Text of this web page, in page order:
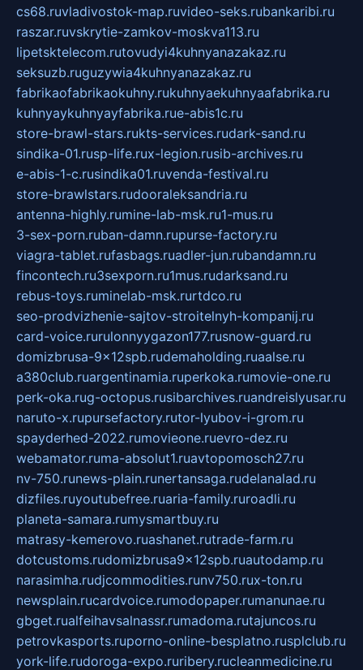
cs68.ruvladivostok-map.ruvideo-seks.rubankaribi.ru
raszar.ruvskrytie-zamkov-moskva113.ru
lipetsktelecom.rutovudyi4kuhnyanazakaz.ru
seksuzb.ruguzywia4kuhnyanazakaz.ru
fabrikaofabrikaokuhny.rukuhnyaekuhnyaafabrika.ru
kuhnyaykuhnyayfabrika.rue-abis1c.ru
store-brawl-stars.rukts-services.rudark-sand.ru
sindika-01.rusp-life.rux-legion.rusib-archives.ru
e-abis-1-c.rusindika01.ruvenda-festival.ru
store-brawlstars.rudooraleksandria.ru
antenna-highly.rumine-lab-msk.ru1-mus.ru
3-sex-porn.ruban-damn.rupurse-factory.ru
viagra-tablet.rufasbags.ruadler-jun.rubandamn.ru
fincontech.ru3sexporn.ru1mus.rudarksand.ru
rebus-toys.ruminelab-msk.rurtdco.ru
seo-prodvizhenie-sajtov-stroitelnyh-kompanij.ru
card-voice.rurulonnyygazon177.rusnow-guard.ru
domizbrusa-9x12spb.rudemaholding.ruaalse.ru
a380club.ruargentinamia.ruperkoka.rumovie-one.ru
perk-oka.rug-octopus.rusibarchives.ruandreislyusar.ru
naruto-x.rupursefactory.rutor-lyubov-i-grom.ru
spayderhed-2022.rumovieone.ruevro-dez.ru
webamator.ruma-absolut1.ruavtopomosch27.ru
nv-750.runews-plain.runertansaga.rudelanalad.ru
dizfiles.ruyoutubefree.ruaria-family.ruroadli.ru
planeta-samara.rumysmartbuy.ru
matrasy-kemerovo.ruashanet.rutrade-farm.ru
dotcustoms.rudomizbrusa9x12spb.ruautodamp.ru
narasimha.rudjcommodities.runv750.rux-ton.ru
newsplain.rucardvoice.rumodopaper.rumanunae.ru
gbget.rualfeihavsalnassr.rumadoma.rutajuncos.ru
petrovkasports.ruporno-online-besplatno.rusplclub.ru
york-life.rudoroga-expo.ruribery.rucleanmedicine.ru